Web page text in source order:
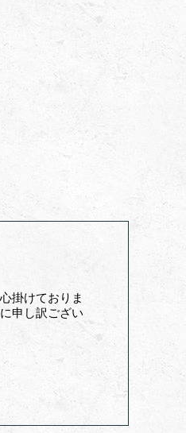
掛けておりま
申し訳ござい